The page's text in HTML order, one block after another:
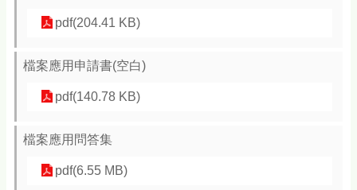
pdf(204.41 KB)
檔案應用申請書(空白)
pdf(140.78 KB)
檔案應用問答集
pdf(6.55 MB)